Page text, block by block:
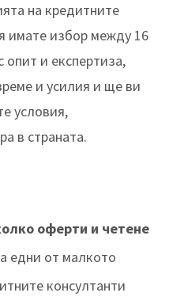
на кредитните
имате избор между 16
опит и експертиза,
и усилия и ще ви
условия,
в страната.
оферти и четене
едни от малкото
консултанти